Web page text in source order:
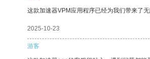
这款加速器VPM应用程序已经为我们带来了无
2025-10-23
游客